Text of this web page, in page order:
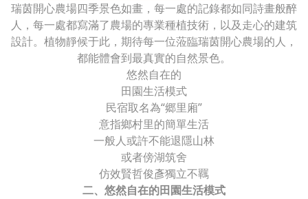
瑞茵開心農場四季景色如畫，每一處的記錄都如同詩畫般醉
人，每一處都寫滿了農場的專業種植技術，以及走心的建筑
設計。植物靜候于此，期待每一位蒞臨瑞茵開心農場的人，
都能體會到最真實的自然景色。
悠然自在的
田園生活模式
民宿取名為“郷里廂”
意指鄉村里的簡單生活
一般人或許不能退隱山林
或者傍湖筑舍
仿效賢哲俊彥獨立不羈
二、悠然自在的田園生活模式